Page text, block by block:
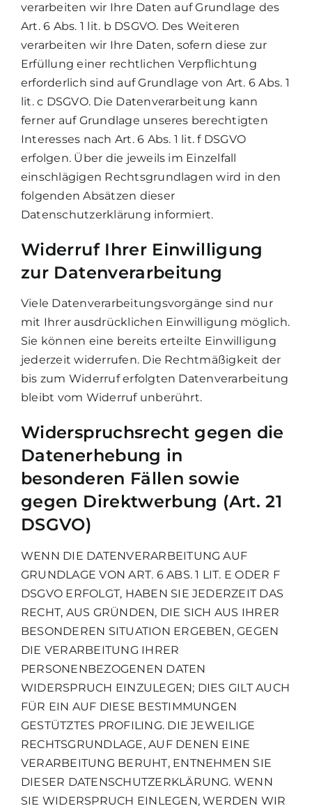
verarbeiten wir Ihre Daten auf Grundlage des
Art. 6 Abs. 1 lit. b DSGVO. Des Weiteren
verarbeiten wir Ihre Daten, sofern diese zur
Erfüllung einer rechtlichen Verpflichtung
erforderlich sind auf Grundlage von Art. 6 Abs. 1
lit. c DSGVO. Die Datenverarbeitung kann
ferner auf Grundlage unseres berechtigten
Interesses nach Art. 6 Abs. 1 lit. f DSGVO
erfolgen. Über die jeweils im Einzelfall
einschlägigen Rechtsgrundlagen wird in den
folgenden Absätzen dieser
Datenschutzerklärung informiert.
Widerruf Ihrer Einwilligung
zur Datenverarbeitung
Viele Datenverarbeitungsvorgänge sind nur
mit Ihrer ausdrücklichen Einwilligung möglich.
Sie können eine bereits erteilte Einwilligung
jederzeit widerrufen. Die Rechtmäßigkeit der
bis zum Widerruf erfolgten Datenverarbeitung
bleibt vom Widerruf unberührt.
Widerspruchsrecht gegen die
Datenerhebung in
besonderen Fällen sowie
gegen Direktwerbung (Art. 21
DSGVO)
WENN DIE DATENVERARBEITUNG AUF
GRUNDLAGE VON ART. 6 ABS. 1 LIT. E ODER F
DSGVO ERFOLGT, HABEN SIE JEDERZEIT DAS
RECHT, AUS GRÜNDEN, DIE SICH AUS IHRER
BESONDEREN SITUATION ERGEBEN, GEGEN
DIE VERARBEITUNG IHRER
PERSONENBEZOGENEN DATEN
WIDERSPRUCH EINZULEGEN; DIES GILT AUCH
FÜR EIN AUF DIESE BESTIMMUNGEN
GESTÜTZTES PROFILING. DIE JEWEILIGE
RECHTSGRUNDLAGE, AUF DENEN EINE
VERARBEITUNG BERUHT, ENTNEHMEN SIE
DIESER DATENSCHUTZERKLÄRUNG. WENN
SIE WIDERSPRUCH EINLEGEN, WERDEN WIR